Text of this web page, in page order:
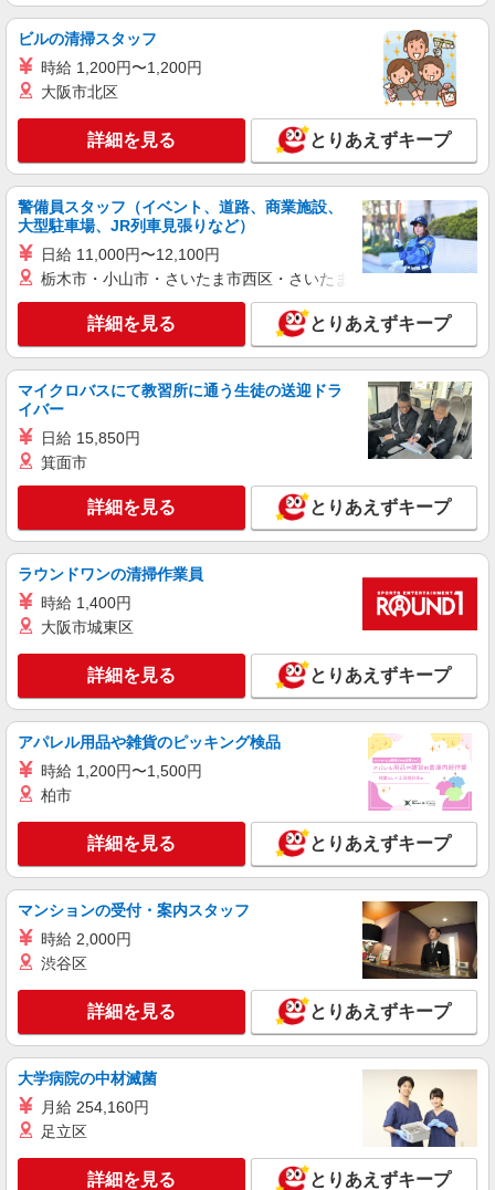
キープ 詳細を見る
派遣社員
道場南口駅★時給1400円〜！デイSTAFF♪未経
験歓迎！日払いOK！
時給1550円〜2187円 ＜日払い有/週払い有/交
通費全支給(ガソリン代含む)＞
神戸市北区 最寄り：道場南口
キープ 詳細を見る
株式会社kotrio /●KB-H-1879448
高級ホテルのような空間＊。西鈴蘭台駅そば▼
サ高住で見回りやお話相手など
時給1550円〜2187円 ＜日払い有/週払い有/交
キープ 詳細を見る
派遣社員
株式会社kotrio /●KB-H-1855852
時給1500円〜2125円 ＜日払い有/週払い有/交
通費全支給(ガソリン代含む)＞
最寄り駅：鈴蘭台◎自転車・車OK
キープ 詳細を見る
派遣社員
株式会社kotrio /●KB-H-1900200
＜西鈴蘭台＞デイサービスSTAFF＊16時退社
もOK！子育て世代活躍中
時給1450円〜2187円 ＜日払い有/週払い有/交
キープ 詳細を見る
派遣社員
株式会社kotrio /●KB-H-1879529
＜デイサービス/鈴蘭台駅＞面接なし！最短3日
時給1550円〜2187円 ＜日払い有/週払い有/交
通費全支給(ガソリン代含む)＞
ビルの清掃スタッフ
時給 1,200円〜1,200円
大阪市北区
詳細を見る とりあえずキープ
警備員スタッフ（イベント、道路、商業施設、
大型駐車場、JR列車見張りなど）
日給 11,000円〜12,100円
栃木市・小山市・さいたま市西区・さいたま市岩槻区・久喜市・
詳細を見る とりあえずキープ
マイクロバスにて教習所に通う生徒の送迎ドラ
イバー
日給 15,850円
箕面市
詳細を見る とりあえずキープ
ラウンドワンの清掃作業員
時給 1,400円
大阪市城東区
詳細を見る とりあえずキープ
アパレル用品や雑貨のピッキング検品
時給 1,200円〜1,500円
柏市
詳細を見る とりあえずキープ
マンションの受付・案内スタッフ
時給 2,000円
渋谷区
詳細を見る とりあえずキープ
大学病院の中材滅菌
月給 254,160円
足立区
詳細を見る とりあえずキープ